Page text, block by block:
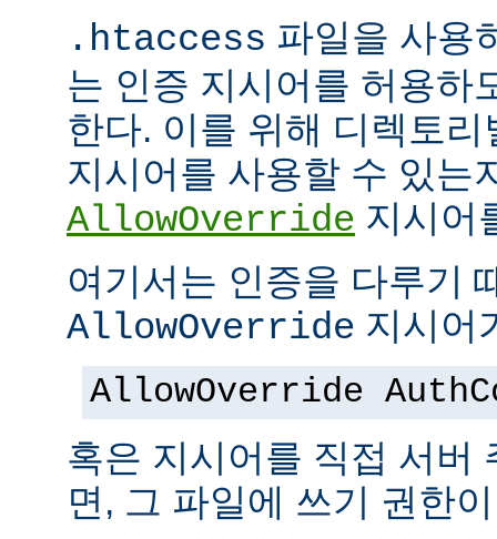
.htaccess 파일을 사용
는 인증 지시어를 허용하
한다. 이를 위해 디렉토
지시어를 사용할 수 있는
AllowOverride 지시어
여기서는 인증을 다루기
AllowOverride 지시어
AllowOverride
혹은 지시어를 직접 서버
면, 그 파일에 쓰기 권한